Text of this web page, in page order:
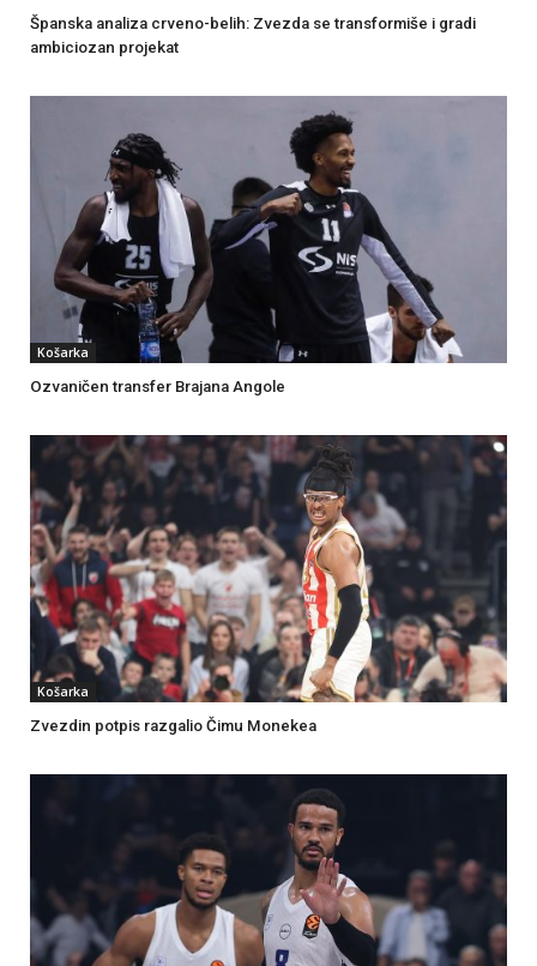
Španska analiza crveno-belih: Zvezda se transformiše i gradi
ambiciozan projekat
Košarka
Ozvaničen transfer Brajana Angole
Košarka
Zvezdin potpis razgalio Čimu Monekea